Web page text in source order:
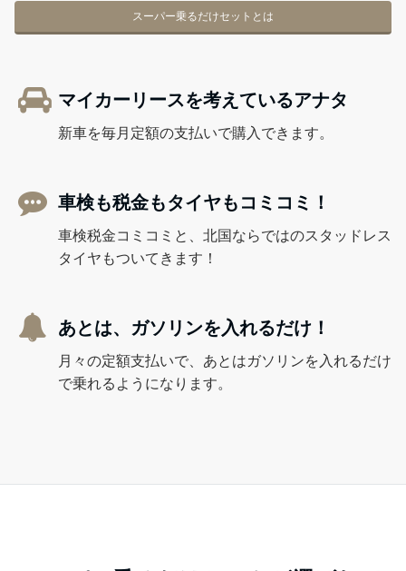
スーパー乗るだけセットとは
マイカーリースを考えているアナタ
新車を毎月定額の支払いで購入できます。
車検も税金もタイヤもコミコミ！
車検税金コミコミと、北国ならではのスタッドレス
タイヤもついてきます！
あとは、ガソリンを入れるだけ！
月々の定額支払いで、あとはガソリンを入れるだけ
で乗れるようになります。